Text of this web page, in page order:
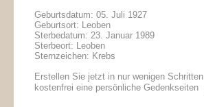
Geburtsdatum: 05. Juli 1927
Geburtsort: Leoben
Sterbedatum: 23. Januar 1989
Sterbeort: Leoben
Sternzeichen: Krebs
Erstellen Sie jetzt in nur wenigen Schritten
kostenfrei eine persönliche Gedenkseiten